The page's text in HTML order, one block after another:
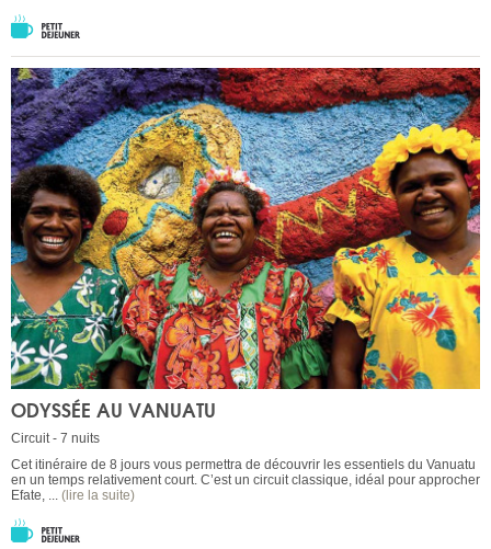
ODYSSÉE AU VANUATU
Circuit - 7 nuits
Cet itinéraire de 8 jours vous permettra de découvrir les essentiels du Vanuatu
en un temps relativement court. C’est un circuit classique, idéal pour approcher
Efate, ... (lire la suite)